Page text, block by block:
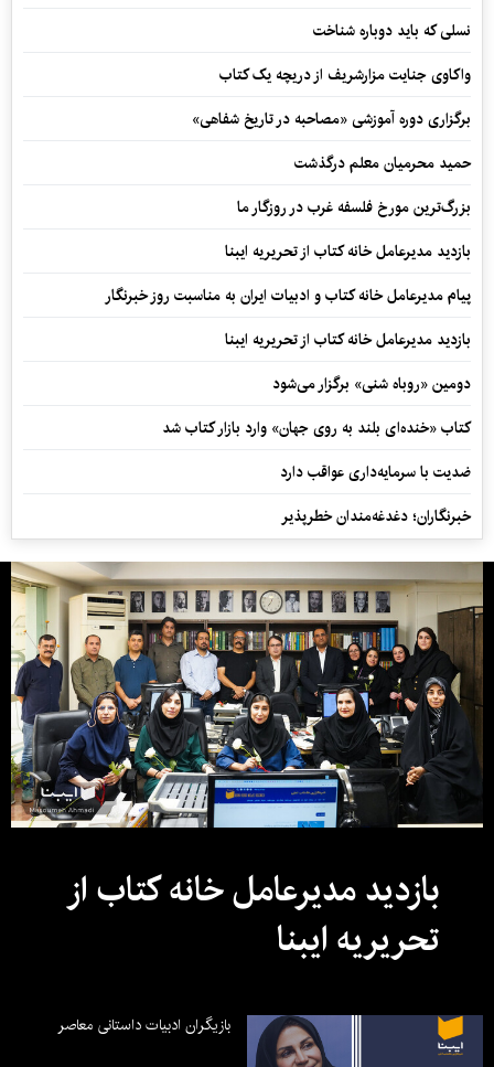
نسلی که باید دوباره شناخت
واکاوی جنایت مزارشریف از دریچه یک کتاب
برگزاری دوره آموزشی «مصاحبه در تاریخ شفاهی»
حمید محرمیان معلم درگذشت
بزرگ‌ترین مورخ فلسفه غرب در روزگار ما
بازدید مدیرعامل خانه کتاب از تحریریه ایبنا
پیام مدیرعامل خانه کتاب و ادبیات ایران به مناسبت روز خبرنگار
بازدید مدیرعامل خانه کتاب از تحریریه ایبنا
دومین «روباه شنی» برگزار می‌شود
کتاب «خنده‌ای بلند به روی جهان» وارد بازار کتاب شد
ضدیت با سرمایه‌داری عواقب دارد
خبرنگاران؛ دغدغه‌مندان خطرپذیر
بازدید مدیرعامل خانه کتاب از
تحریریه ایبنا
بازیگران ادبیات داستانی معاصر